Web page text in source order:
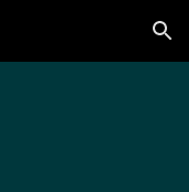
Skip to navigation